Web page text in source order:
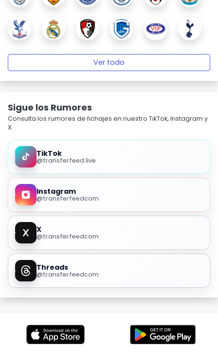
Ver todo
Sigue los Rumores
Consulta los rumores de fichajes en nuestro TikTok, Instagram y
X.
TikTok
@transferfeed.live
Instagram
@transferfeedcom
X
@transferfeedcom
Threads
@transferfeedcom